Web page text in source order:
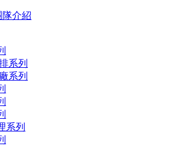
隊介紹
系列
系列
系列